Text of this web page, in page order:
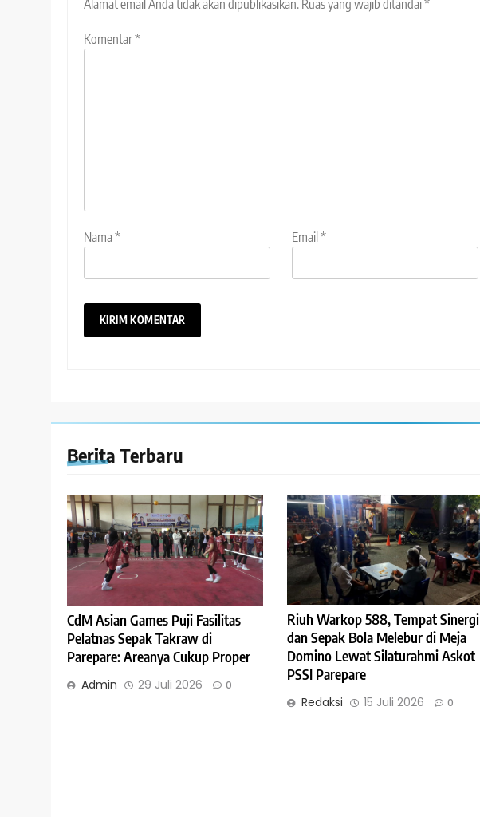
Alamat email Anda tidak akan dipublikasikan. Ruas yang wajib ditandai*
Komentar*
Nama* Email *
Berita Terbaru
CdM Asian Games Puji Fasilitas
Pelatnas Sepak Takraw di
Parepare: Areanya Cukup Proper
Admin 29 Juli 2026 0
Riuh Warkop 588, Tempat Sinergi
dan Sepak Bola Melebur di Meja
Domino Lewat Silaturahmi Askot
PSSI Parepare
Redaksi 15 Juli 2026 0